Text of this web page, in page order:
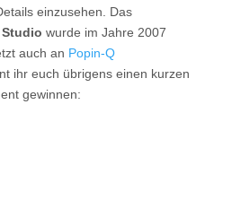
einzusehen. Das
wurde im Jahre 2007
auch an Popin-Q
ihr euch übrigens einen kurzen
gewinnen: